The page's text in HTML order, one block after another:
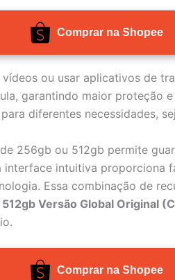
Comprar na Shopee
ou usar aplicativos de
garantindo maior proteção
diferentes necessidades,
256gb ou 512gb permite
interface intuitiva proporciona
Essa combinação de
Versão Global Original
Comprar na Shopee